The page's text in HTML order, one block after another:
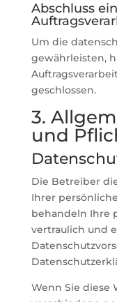
Abschluss
Um die
gewährleisten,
geschlossen.
3.
und
Die Betreiber
Ihrer
behandeln Ihre
vertraulich und
Wenn Sie diese